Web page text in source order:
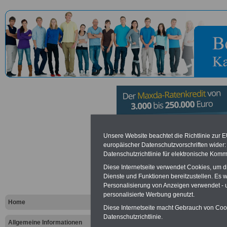
Home
Allgemeine Informationen
in der
in Bonn
Vorteile für den öffentlichen
Vergleichen und sparen
Unsere Website beachtet die Richtlinie zur
europäischer Datenschutzvorschriften
Datenschutzrichtlinie für elektronische
Diese Internetseite verwendet Cookies, um
Dienste und Funktionen bereitzustellen. Es
Personalisierung von Anzeigen verwendet
personalisierte Werbung genutzt.
Diese Internetseite macht Gebrauch von
Datenschutzrichtlinie.